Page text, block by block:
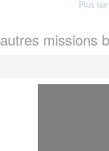
Plus
autres missions